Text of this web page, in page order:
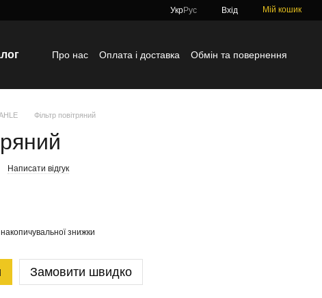
УкрРус Вхід Мій кошик
Про нас Оплата і доставка
Обмін та повернення
Фільтр повітряний
Написати відгук
знижки
Замовити швидко